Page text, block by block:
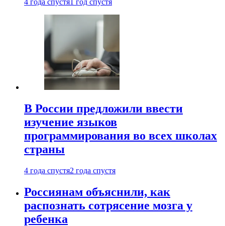
4 года спустя 1 год спустя
В России предложили ввести
изучение языков
программирования во всех школах
страны
4 года спустя2 года спустя
Россиянам объяснили, как
распознать сотрясение мозга у
ребенка